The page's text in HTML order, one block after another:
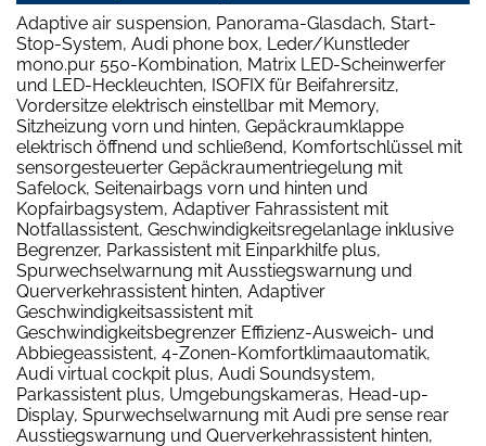
Adaptive air suspension, Panorama-Glasdach, Start-
Stop-System, Audi phone box, Leder/Kunstleder
mono.pur 550-Kombination, Matrix LED-Scheinwerfer
und LED-Heckleuchten, ISOFIX für Beifahrersitz,
Vordersitze elektrisch einstellbar mit Memory,
Sitzheizung vorn und hinten, Gepäckraumklappe
elektrisch öffnend und schließend, Komfortschlüssel mit
sensorgesteuerter Gepäckraumentriegelung mit
Safelock, Seitenairbags vorn und hinten und
Kopfairbagsystem, Adaptiver Fahrassistent mit
Notfallassistent, Geschwindigkeitsregelanlage inklusive
Begrenzer, Parkassistent mit Einparkhilfe plus,
Spurwechselwarnung mit Ausstiegswarnung und
Querverkehrassistent hinten, Adaptiver
Geschwindigkeitsassistent mit
Geschwindigkeitsbegrenzer Effizienz-Ausweich- und
Abbiegeassistent, 4-Zonen-Komfortklimaautomatik,
Audi virtual cockpit plus, Audi Soundsystem,
Parkassistent plus, Umgebungskameras, Head-up-
Display, Spurwechselwarnung mit Audi pre sense rear
Ausstiegswarnung und Querverkehrassistent hinten,